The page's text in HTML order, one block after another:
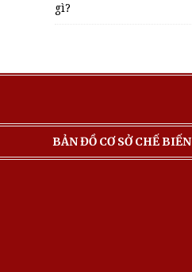
gì?
BẢN ĐỒ CƠ SỞ CHẾ BIẾN